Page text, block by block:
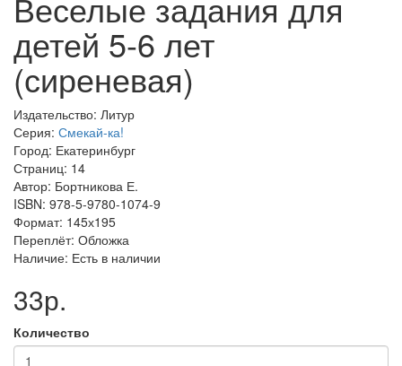
детей 5-6 лет
(сиреневая)
Издательство: Литур
Серия: Смекай-ка!
Город: Екатеринбург
Страниц: 14
Автор: Бортникова Е.
ISBN: 978-5-9780-1074-9
Формат: 145х195
Переплёт: Обложка
Наличие: Есть в наличии
33р.
Количество